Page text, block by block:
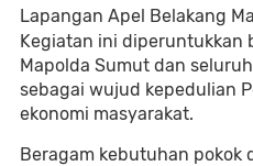
Lapangan Apel Belakang
Kegiatan ini diperuntukkan
Mapolda Sumut dan
sebagai wujud kepedulian
ekonomi masyarakat.
Beragam kebutuhan pokok